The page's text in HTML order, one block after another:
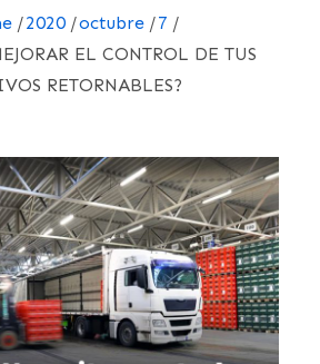
2020 octubre
7
EL CONTROL DE TUS
RETORNABLES?